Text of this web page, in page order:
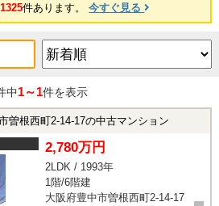
1325件あります。今すぐ見る
中1～1件を表示
曽根西町2-14-17の中古マンション
2,780万円
2LDK / 1993年
1階/6階建
大阪府豊中市曽根西町2-14-17